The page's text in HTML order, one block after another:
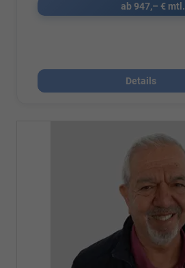
ab 947,– € mtl.
Details